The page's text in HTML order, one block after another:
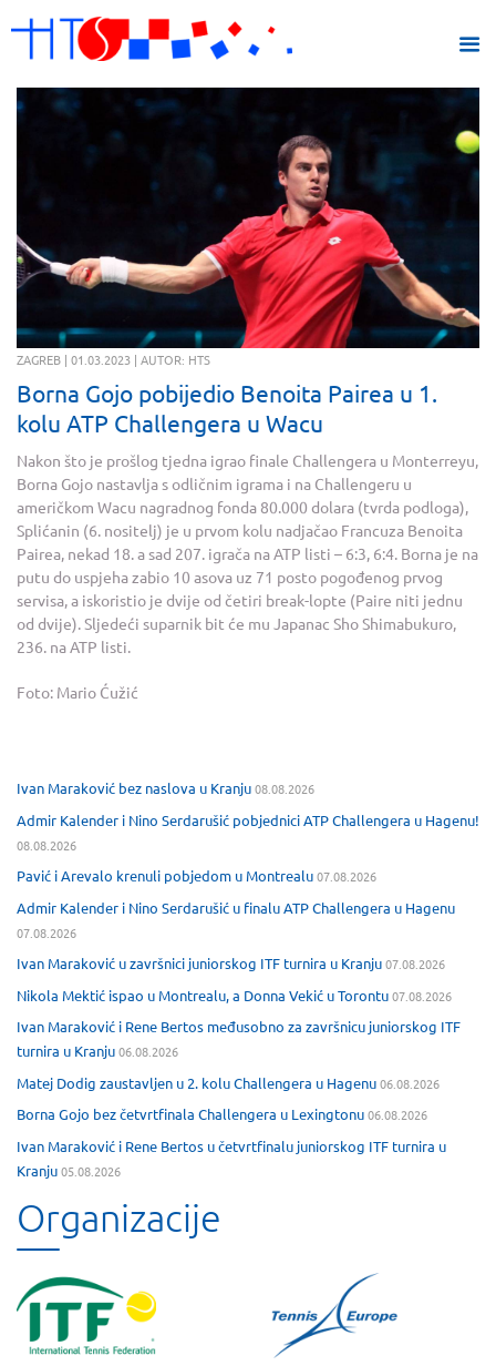
ZAGREB | 01.03.2023 | AUTOR: HTS
Borna Gojo pobijedio Benoita Pairea u 1.
kolu ATP Challengera u Wacu
Nakon što je prošlog tjedna igrao finale Challengera u Monterreyu,
Borna Gojo nastavlja s odličnim igrama i na Challengeru u
američkom Wacu nagradnog fonda 80.000 dolara (tvrda podloga),
Splićanin (6. nositelj) je u prvom kolu nadjačao Francuza Benoita
Pairea, nekad 18. a sad 207. igrača na ATP listi – 6:3, 6:4. Borna je na
putu do uspjeha zabio 10 asova uz 71 posto pogođenog prvog
servisa, a iskoristio je dvije od četiri break-lopte (Paire niti jednu
od dvije). Sljedeći suparnik bit će mu Japanac Sho Shimabukuro,
236. na ATP listi.
Foto: Mario Ćužić
Ivan Maraković bez naslova u Kranju08.08.2026
Admir Kalender i Nino Serdarušić pobjednici ATP Challengera u Hagenu!
08.08.2026
Pavić i Arevalo krenuli pobjedom u Montrealu07.08.2026
Admir Kalender i Nino Serdarušić u finalu ATP Challengera u Hagenu
07.08.2026
Ivan Maraković u završnici juniorskog ITF turnira u Kranju07.08.2026
Nikola Mektić ispao u Montrealu, a Donna Vekić u Torontu07.08.2026
Ivan Maraković i Rene Bertos međusobno za završnicu juniorskog ITF
turnira u Kranju06.08.2026
Matej Dodig zaustavljen u 2. kolu Challengera u Hagenu06.08.2026
Borna Gojo bez četvrtfinala Challengera u Lexingtonu06.08.2026
Ivan Maraković i Rene Bertos u četvrtfinalu juniorskog ITF turnira u
Kranju05.08.2026
Organizacije